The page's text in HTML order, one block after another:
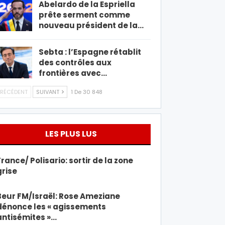
Abelardo de la Espriella
prête serment comme
nouveau président de la…
Sebta : l’Espagne rétablit
des contrôles aux
frontières avec…
SUIVANT 1 De 30 848
LES PLUS LUS
Polisario: sortir de la zone
FM/Israël: Rose Ameziane
les « agissements
»…